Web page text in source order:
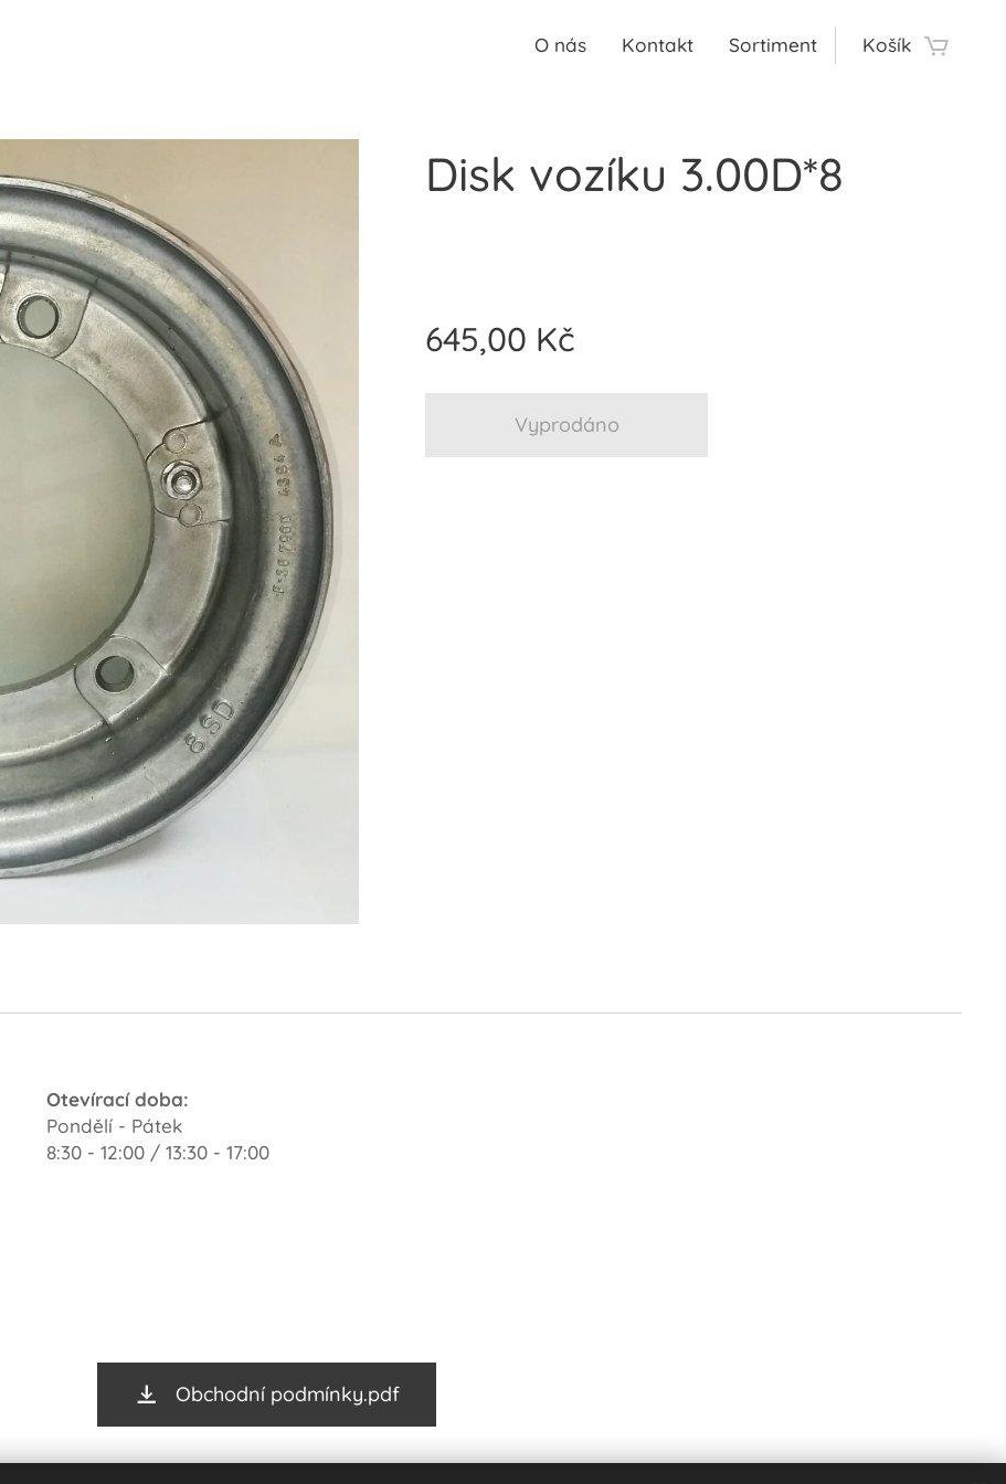
O nás Kontakt Sortiment Košík
Disk vozíku 3.00D*8
645,00 Kč
Vyprodáno
Otevírací doba:
Pondělí - Pátek
8:30 - 12:00 / 13:30 - 17:00
Obchodní podmínky.pdf